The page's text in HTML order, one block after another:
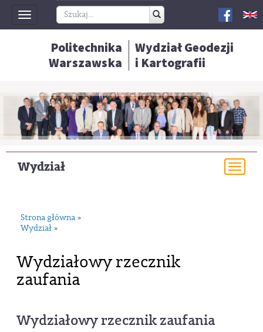
Toggle
navigation
Politechnika
Warszawska
Wydział Geodezji
i Kartografii
Wydział
Strona główna »
Wydział »
Wydziałowy rzecznik
zaufania
Wydziałowy rzecznik zaufania